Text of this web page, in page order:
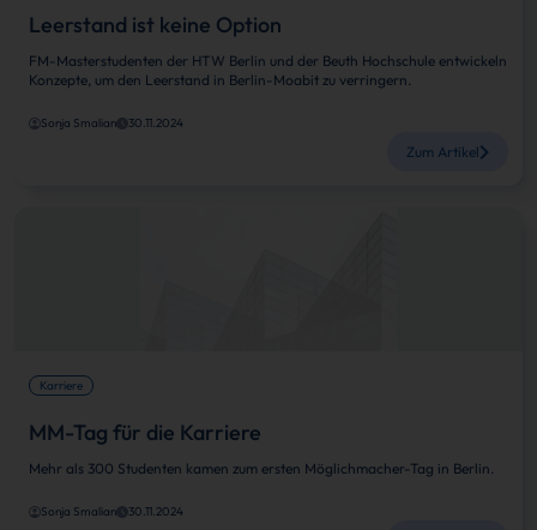
Leerstand ist keine Option
FM-Masterstudenten der HTW Berlin und der Beuth Hochschule entwickeln
Konzepte, um den Leerstand in Berlin-Moabit zu verringern.
Sonja Smalian 30.11.2024
Zum Artikel
Karriere
MM-Tag für die Karriere
Mehr als 300 Studenten kamen zum ersten Möglichmacher-Tag in Berlin.
Sonja Smalian 30.11.2024